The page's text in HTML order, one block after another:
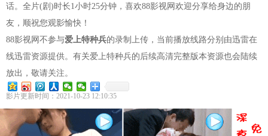
话。全片(剧)时长1小时25分钟，喜欢88影视网欢迎分享给身边的朋
友，顺祝您观影愉快！
88影视网不参与爱上特种兵的录制上传，当前播放线路分别由迅雷在
线迅雷资源提供。有关爱上特种兵的后续高清完整版本资源也会陆续
放出，敬请关注。
影片更新时间：2021-10-23 12:10:35